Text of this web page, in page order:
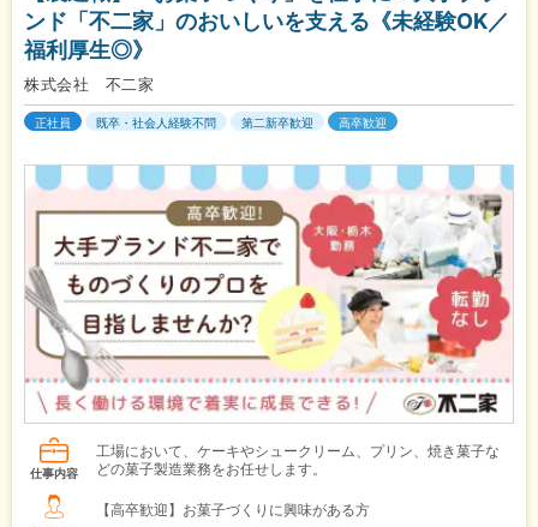
ンド「不二家」のおいしいを支える《未経験OK／
福利厚生◎》
株式会社 不二家
正社員 既卒・社会人経験不問 第二新卒歓迎 高卒歓迎
仕事内容
工場において、ケーキやシュークリーム、プリン、焼き菓子な
どの菓子製造業務をお任せします。
【高卒歓迎】お菓子づくりに興味がある方